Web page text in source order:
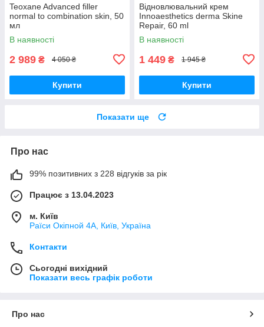
Teoxane Advanced filler
normal to combination skin, 50
мл
В наявності
2 989 ₴ 4 050 ₴
Купити
Відновлювальний крем
Innoaesthetics derma Skine
Repair, 60 ml
В наявності
1 449 ₴ 1 945 ₴
Купити
Показати ще
Про нас
99% позитивних з 228 відгуків за рік
Працює з 13.04.2023
м. Київ
Раїси Окіпной 4А, Київ, Україна
Контакти
Сьогодні вихідний
Показати весь графік роботи
Про нас